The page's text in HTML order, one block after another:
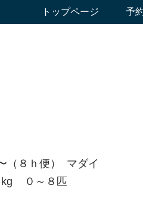
トップページ 予
（８ｈ便） マダイ
kg ０～８匹